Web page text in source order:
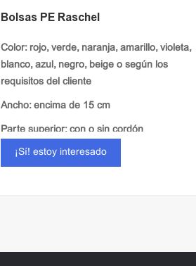
Bolsas PE Raschel
Color: rojo, verde, naranja, amarillo, violeta,
blanco, azul, negro, beige o según los
requisitos del cliente
Ancho: encima de 15 cm
Parte superior: con o sin cordón
¡Sí! estoy interesado